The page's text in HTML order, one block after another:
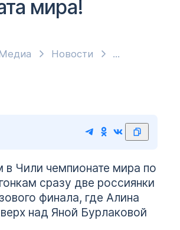
Новости
мира!
Чили чемпионате мира по
сразу две россиянки
финала, где Алина
над Яной Бурлаковой